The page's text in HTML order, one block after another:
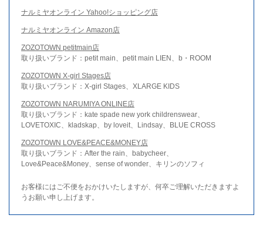
ナルミヤオンライン Yahoo!ショッピング店
ナルミヤオンライン Amazon店
ZOZOTOWN petitmain店
取り扱いブランド：petit main、petit main LIEN、b・ROOM
ZOZOTOWN X-girl Stages店
取り扱いブランド：X-girl Stages、XLARGE KIDS
ZOZOTOWN NARUMIYA ONLINE店
取り扱いブランド：kate spade new york childrenswear、
LOVETOXIC、kladskap、by loveit、Lindsay、BLUE CROSS
ZOZOTOWN LOVE&PEACE&MONEY店
取り扱いブランド：After the rain、babycheer、
Love&Peace&Money、sense of wonder、キリンのソフィ
お客様にはご不便をおかけいたしますが、何卒ご理解いただきますよ
うお願い申し上げます。